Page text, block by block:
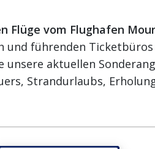
Flüge vom Flughafen
und führenden
aktuellen
Strandurlaubs,